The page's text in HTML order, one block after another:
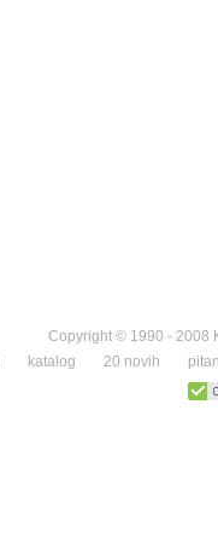
Copyright © 1990 - 2008
katalog 20 novih